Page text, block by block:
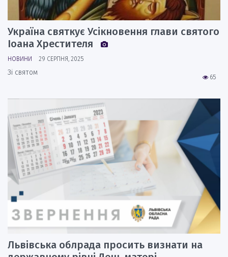
Україна святкує Усікновення глави святого
Іоана Хрестителя
НОВИНИ 29 СЕРПНЯ, 2025
65
Зі святом
Львівська облрада просить визнати на